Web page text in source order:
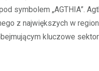
symbolem „AGTHIA”.
z największych w
kluczowe